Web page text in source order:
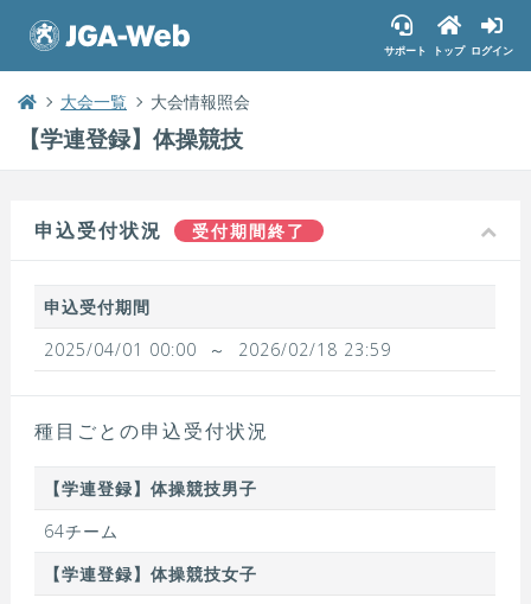
サポート トップ ログイン
大会一覧 大会情報照会
【学連登録】体操競技
申込受付状況 受付期間終了
申込受付期間
2025/04/01 00:00
～ 2026/02/18 23:59
種目ごとの申込受付状況
【学連登録】体操競技男子
64チーム
【学連登録】体操競技女子